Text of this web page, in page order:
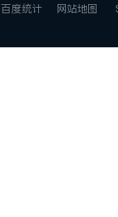
百度统计 网站地图